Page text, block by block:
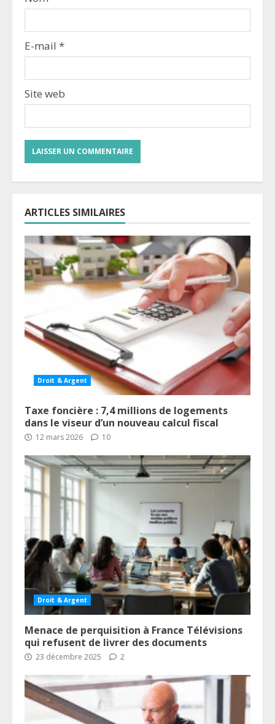
E-mail *
Site web
ARTICLES SIMILAIRES
Droit & Argent
Taxe foncière : 7,4 millions de logements
dans le viseur d’un nouveau calcul fiscal
12 mars 2026 10
Droit & Argent
Menace de perquisition à France Télévisions
qui refusent de livrer des documents
23 décembre 2025 2